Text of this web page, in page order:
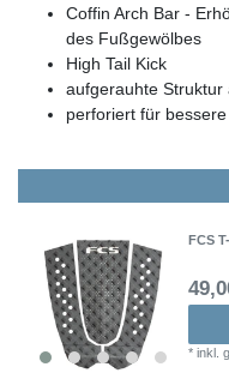
Coffin Arch Bar -
des Fußgewölbes
High Tail Kick
aufgerauhte
perforiert für
FCS
*inkl.